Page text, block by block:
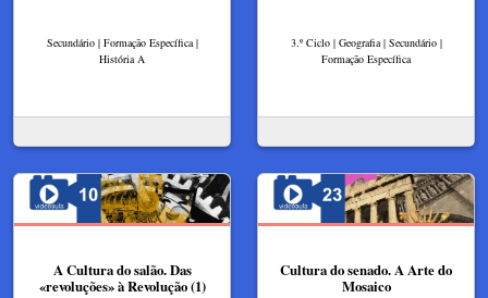
Secundário | Formação Específica |
História A
3.º Ciclo | Geografia | Secundário |
Formação Específica
A Cultura do salão. Das
«revoluções» à Revolução (1)
Cultura do senado. A Arte do
Mosaico